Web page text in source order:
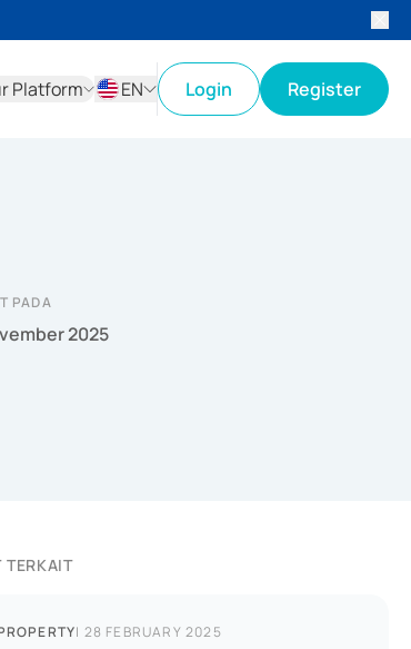
Platform
EN
Login Register
PADA
2025
TERKAIT
| 28 FEBRUARY 2025